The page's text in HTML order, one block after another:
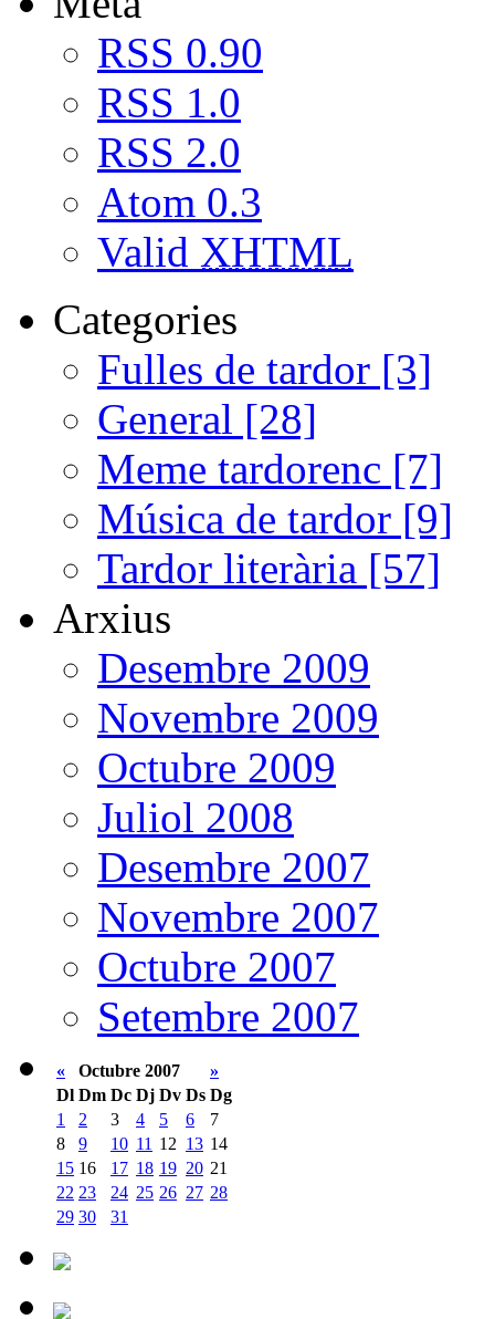
RSS 0.90
RSS 1.0
RSS 2.0
Atom 0.3
Valid XHTML
Categories
Fulles de tardor [3]
General [28]
Meme tardorenc [7]
Música de tardor [9]
Tardor literària [57]
Arxius
Desembre 2009
Novembre 2009
Octubre 2009
Juliol 2008
Desembre 2007
Novembre 2007
Octubre 2007
Setembre 2007
« Octubre 2007
»
Dl Dm Dc Dj Dv Ds Dg
1
2 3 4 5 6
7
8
9 10 11 12 13 14
15 16 17 18 19 20 21
22 23 24 25 26 27 28
29 30 31